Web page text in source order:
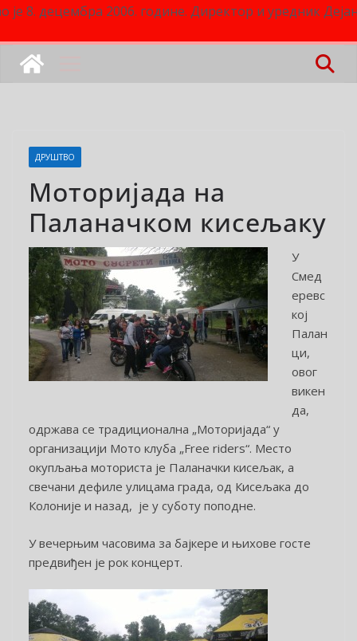
је 8. децембра 2006. године. Директор и уредник
ДРУШТВО
Моторијада на
Паланачком кисељаку
У
Смед
еревс
кој
Палан
ци,
овог
викен
да,
одржава се традиционална „Моторијада“ у
организацији Мото клуба „Free riders“. Место
окупљања моториста је Паланачки кисељак, а
свечани дефиле улицама града, од Кисељака до
Колоније и назад, је у суботу поподне.
У вечерњим часовима за бајкере и њихове госте
предвиђен је рок концерт.